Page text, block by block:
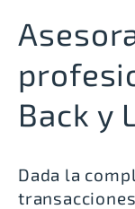
Back y
Dada la